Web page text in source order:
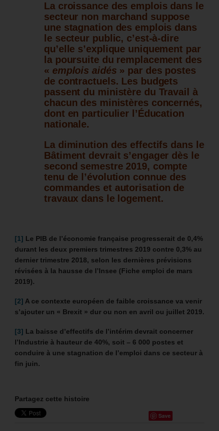
La croissance des emplois dans le
secteur non marchand suppose
une stagnation des emplois dans
le secteur public, c’est-à-dire
qu’elle s’explique uniquement par
la poursuite du remplacement des
« emplois aidés » par des postes
de contractuels. Les budgets
passent du ministère du Travail à
chacun des ministères concernés,
dont en particulier l’Éducation
nationale.
La diminution des effectifs dans le
Bâtiment devrait s’engager dès le
second semestre 2019, compte
tenu de l’évolution connue des
commandes et autorisation de
travaux dans le logement.
[1] Le PIB de l’économie française progresserait de 0,4%
durant les deux premiers trimestres 2019 contre 0,3% au
dernier trimestre 2018, selon les dernières prévisions
révisées à la hausse de l’Insee (Fiche emploi de mars
2019).
[2] A ce contexte européen de faible croissance va venir
s’ajouter un « Brexit » dur ou non en avril ou juillet 2019.
[3] La baisse d’effectifs de l’intérim devrait concerner
l’Industrie à hauteur de 40%, soit – 6 000 postes et
conduire à une stagnation de l’emploi dans ce secteur à
fin juin.
Partagez cette histoire
Save